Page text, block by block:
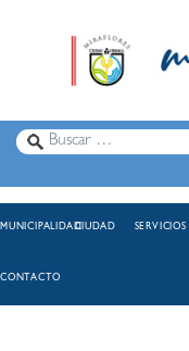
MUNICIPALIDADCIUDAD SERVICIOS
CONTACTO